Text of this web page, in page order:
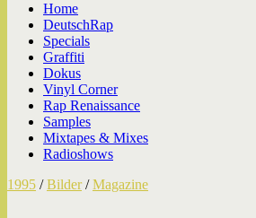
Home
DeutschRap
Specials
Graffiti
Dokus
Vinyl Corner
Rap Renaissance
Samples
Mixtapes & Mixes
Radioshows
1995 /Bilder/Magazine